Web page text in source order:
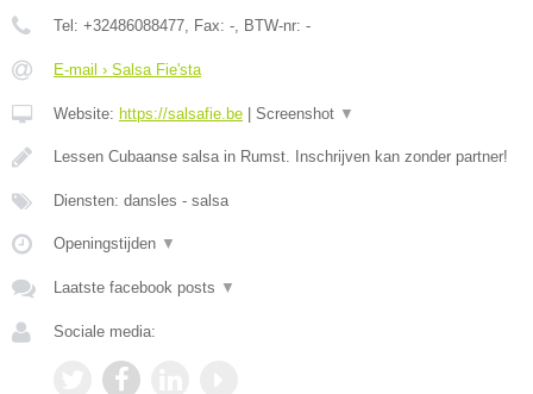
Tel: +32486088477 , Fax: - , BTW-nr: -
E-mail › Salsa Fie'sta
Website: https://salsafie.be | Screenshot ▼
Lessen Cubaanse salsa in Rumst. Inschrijven kan zonder partner!
Diensten: dansles - salsa
Openingstijden ▼
Laatste facebook posts ▼
Sociale media: